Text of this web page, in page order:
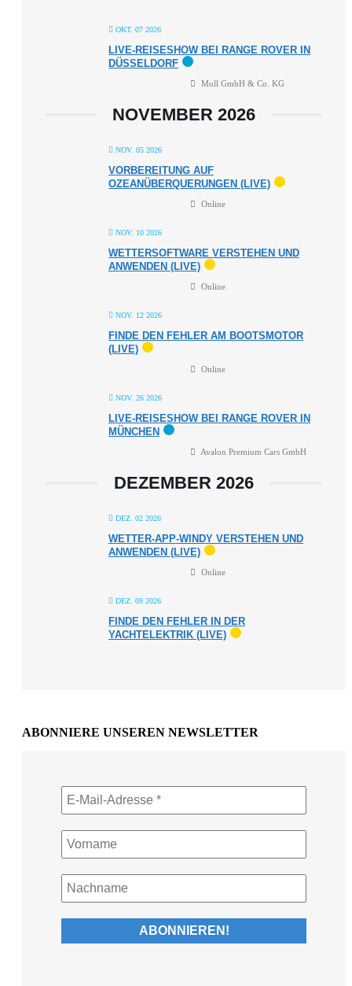
OKT. 07 2026
LIVE-REISESHOW BEI RANGE ROVER IN
DÜSSELDORF
Moll GmbH & Co. KG
NOVEMBER 2026
NOV. 05 2026
VORBEREITUNG AUF
OZEANÜBERQUERUNGEN (LIVE)
Online
NOV. 10 2026
WETTERSOFTWARE VERSTEHEN UND
ANWENDEN (LIVE)
Online
NOV. 12 2026
FINDE DEN FEHLER AM BOOTSMOTOR
(LIVE)
Online
NOV. 26 2026
LIVE-REISESHOW BEI RANGE ROVER IN
MÜNCHEN
Avalon Premium Cars GmbH
DEZEMBER 2026
DEZ. 02 2026
WETTER-APP-WINDY VERSTEHEN UND
ANWENDEN (LIVE)
Online
DEZ. 09 2026
FINDE DEN FEHLER IN DER
YACHTELEKTRIK (LIVE)
ABONNIERE UNSEREN NEWSLETTER